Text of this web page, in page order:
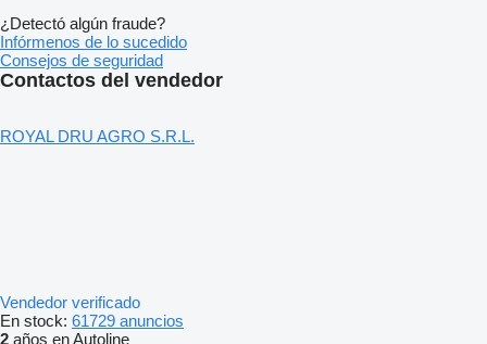
¿Detectó algún fraude?
Infórmenos de lo sucedido
Consejos de seguridad
Contactos del vendedor
ROYAL DRU AGRO S.R.L.
Vendedor verificado
En stock: 61729 anuncios
2 años en Autoline